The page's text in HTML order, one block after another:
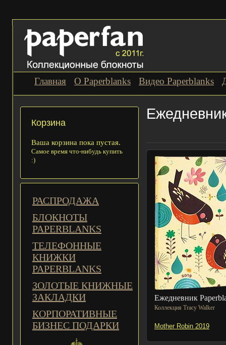
Главная О Paperblanks Видео Paperblanks
Корзина
Ваша корзина пока пустая.
Самое время что-нибудь купить
:)
РАСПРОДАЖА
БЛОКНОТЫ
PAPERBLANKS
ТЕЛЕФОННЫЕ
КНИЖКИ
PAPERBLANKS
ЗОЛОТЫЕ КНИЖНЫЕ
ЗАКЛАДКИ
КОРПОРАТИВНЫЕ
БИЗНЕС ПОДАРКИ
Ежедневник
Коллекция Tracy Walker
Mother Robin 2019